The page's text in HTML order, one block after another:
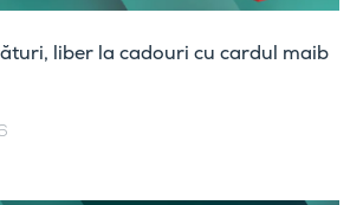
liber la cadouri cu cardul maib